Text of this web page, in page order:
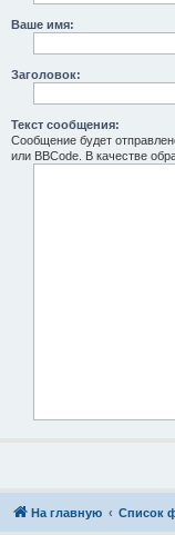
Ваше имя:
Заголовок:
Текст сообщения:
Сообщение будет
или BBCode. В качестве
На главную Список